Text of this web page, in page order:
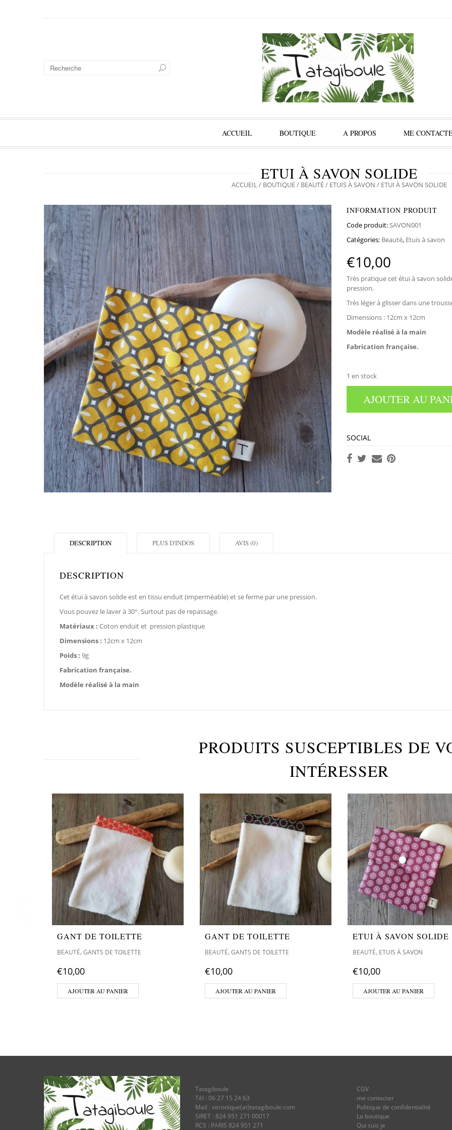
ACCUEIL BOUTIQUE A PROPOS ME
ETUI À SAVON SOLIDE
ACCUEIL/ BOUTIQUE/ BEAUTÉ/ ETUIS À SAVON / ETUI À SAVON SOLIDE
INFORMATION PRODUIT
Code produit:SAVON001
Catégories: Beauté, Etuis à savon
€10,00
Très pratique cet étui à savon
pression.
Très léger à glisser dans une
Dimensions : 12cm x 12cm
Modèle réalisé à la main
Fabrication française.
1 en stock
AJOUTER AU
SOCIAL
DESCRIPTION
DESCRIPTION
Cet étui à savon solide est en tissu enduit (imperméable) et se ferme par une pression.
Vous pouvez le laver à 30°. Surtout pas de repassage.
Matériaux : Coton enduit et pression plastique
Dimensions : 12cm x 12cm
Poids : 9g
Fabrication française.
Modèle réalisé à la main
PLUS D'INDOS AVIS (0)
PRODUITS SUSCEPTIBLES DE
INTÉRESSER
GANT DE TOILETTE
BEAUTÉ,GANTS DE TOILETTE
€10,00
AJOUTER AU PANIER
GANT DE TOILETTE
BEAUTÉ,GANTS DE TOILETTE
€10,00
AJOUTER AU PANIER
ETUI À SAVON SOLIDE
BEAUTÉ, ETUIS À SAVON
€10,00
AJOUTER AU PANIER
Tatagiboule
Tél : 06 27 15 24 63
Mail : veronique(at)tatagiboule.com
SIRET : 824 951 271 00017
RCS : PARIS 824 951 271
CGV
me contacter
Politique de confidentialité
La boutique
Qui suis je